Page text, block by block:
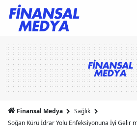
Finansal Medya
Sağlık
Soğan Kürü İdrar Yolu Enfeksiyonuna İyi Gelir